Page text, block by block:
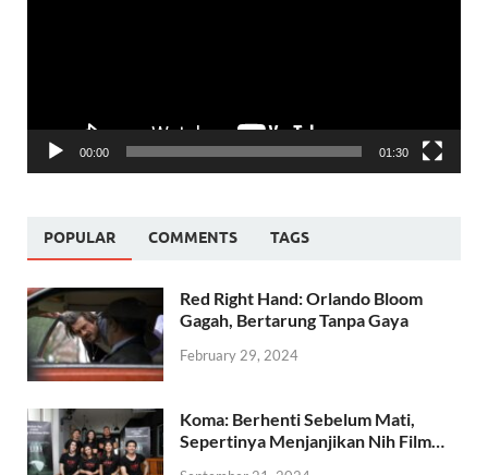
00:00 01:30
POPULAR COMMENTS TAGS
Red Right Hand: Orlando Bloom
Gagah, Bertarung Tanpa Gaya
February 29, 2024
Koma: Berhenti Sebelum Mati,
Sepertinya Menjanjikan Nih Film…